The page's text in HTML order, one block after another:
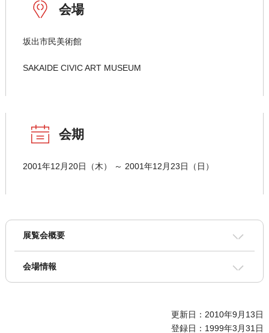
会場
坂出市民美術館
SAKAIDE CIVIC ART MUSEUM
会期
2001年12月20日（木） ～ 2001年12月23日（日）
展覧会概要
会場情報
更新日：2010年9月13日
登録日：1999年3月31日